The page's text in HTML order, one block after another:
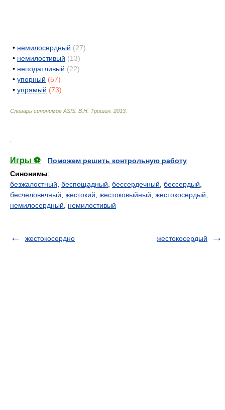
• немилосердный (27)
• немилостивый (13)
• неподатливый (22)
• упорный (57)
• упрямый (73)
Словарь синонимов ASIS. В.Н. Тришин 2013
Игры ⚽
Поможем решить контрольную работу
Синонимы:
безжалостный беспощадный бессердечный бессердый
бесчеловечный жестокий жестоковыйный жестокосердый
немилосердный
немилостивый
жестокосердно жестокосердый